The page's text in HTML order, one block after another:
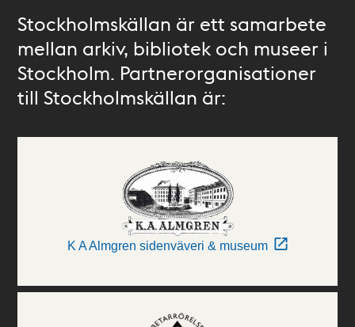
Stockholmskällan är ett samarbete
mellan arkiv, bibliotek och museer i
Stockholm. Partnerorganisationer
till Stockholmskällan är:
K A Almgren sidenväveri & museum